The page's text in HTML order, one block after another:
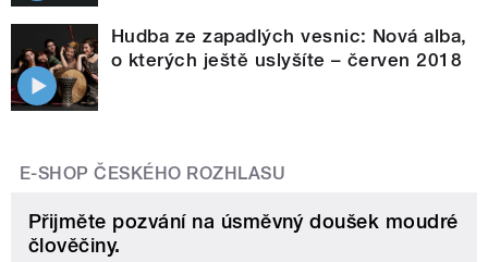
Hudba ze zapadlých vesnic: Nová alba,
o kterých ještě uslyšíte – červen 2018
E-SHOP ČESKÉHO ROZHLASU
Přijměte pozvání na úsměvný doušek moudré
člověčiny.